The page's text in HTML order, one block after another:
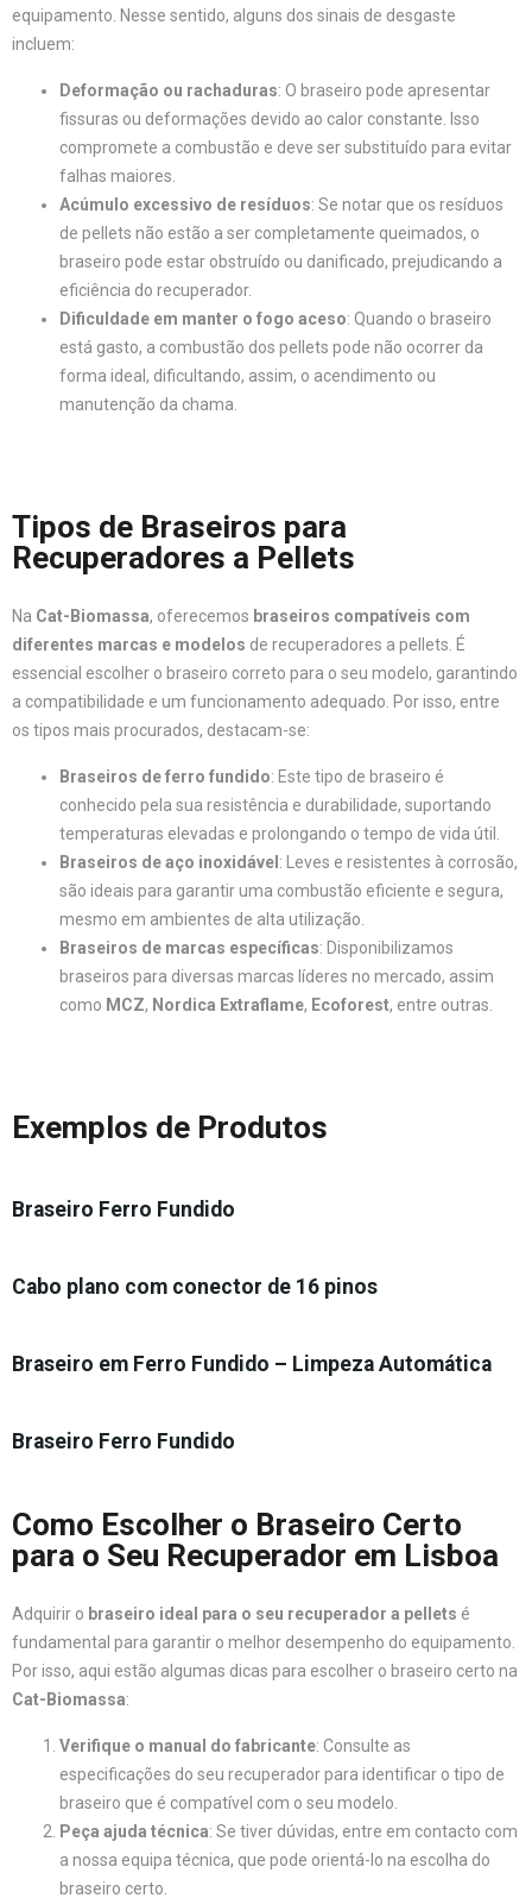
equipamento. Nesse sentido, alguns dos sinais de desgaste
incluem:
Deformação ou rachaduras: O braseiro pode apresentar
fissuras ou deformações devido ao calor constante. Isso
compromete a combustão e deve ser substituído para evitar
falhas maiores.
Acúmulo excessivo de resíduos: Se notar que os resíduos
de pellets não estão a ser completamente queimados, o
braseiro pode estar obstruído ou danificado, prejudicando a
eficiência do recuperador.
Dificuldade em manter o fogo aceso: Quando o braseiro
está gasto, a combustão dos pellets pode não ocorrer da
forma ideal, dificultando, assim, o acendimento ou
manutenção da chama.
Tipos de Braseiros para
Recuperadores a Pellets
Na Cat-Biomassa, oferecemos braseiros compatíveis com
diferentes marcas e modelos de recuperadores a pellets. É
essencial escolher o braseiro correto para o seu modelo, garantindo
a compatibilidade e um funcionamento adequado. Por isso, entre
os tipos mais procurados, destacam-se:
Braseiros de ferro fundido: Este tipo de braseiro é
conhecido pela sua resistência e durabilidade, suportando
temperaturas elevadas e prolongando o tempo de vida útil.
Braseiros de aço inoxidável : Leves e resistentes à corrosão,
são ideais para garantir uma combustão eficiente e segura,
mesmo em ambientes de alta utilização.
Braseiros de marcas específicas: Disponibilizamos
braseiros para diversas marcas líderes no mercado, assim
como MCZ, Nordica Extraflame, Ecoforest, entre outras.
Exemplos de Produtos
Braseiro Ferro Fundido
Cabo plano com conector de 16 pinos
Braseiro em Ferro Fundido – Limpeza Automática
Braseiro Ferro Fundido
Como Escolher o Braseiro Certo
para o Seu Recuperador em Lisboa
Adquirir o braseiro ideal para o seu recuperador a pellets é
fundamental para garantir o melhor desempenho do equipamento.
Por isso, aqui estão algumas dicas para escolher o braseiro certo na
Cat-Biomassa:
Verifique o manual do fabricante: Consulte as
especificações do seu recuperador para identificar o tipo de
braseiro que é compatível com o seu modelo.
Peça ajuda técnica: Se tiver dúvidas, entre em contacto com
a nossa equipa técnica, que pode orientá-lo na escolha do
braseiro certo.